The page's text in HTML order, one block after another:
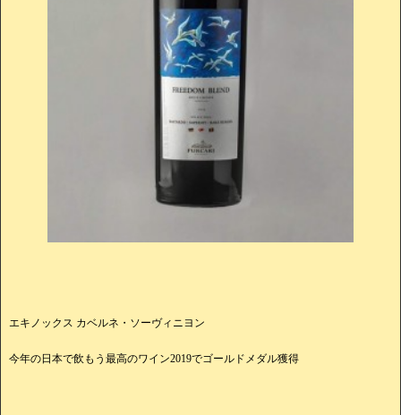
エキノックス カベルネ・ソーヴィニヨン
今年の日本で飲もう最高のワイン2019でゴールドメダル獲得